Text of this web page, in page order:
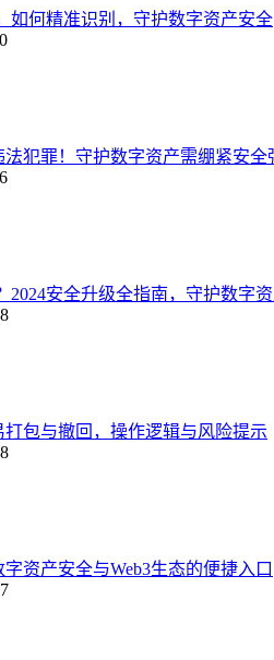
如何精准识别，守护数字资产安全
法犯罪！守护数字资产需绷紧安全
2024安全升级全指南，守护数字
打包与撤回，操作逻辑与风险提示
资产安全与Web3生态的便捷入口